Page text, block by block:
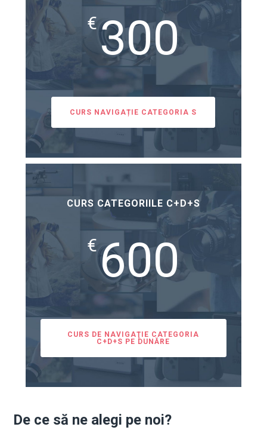
€300
CURS NAVIGAȚIE CATEGORIA S
CURS CATEGORIILE C+D+S
€600
CURS DE NAVIGAŢIE CATEGORIA
C+D+S PE DUNĂRE
De ce să ne alegi pe noi?